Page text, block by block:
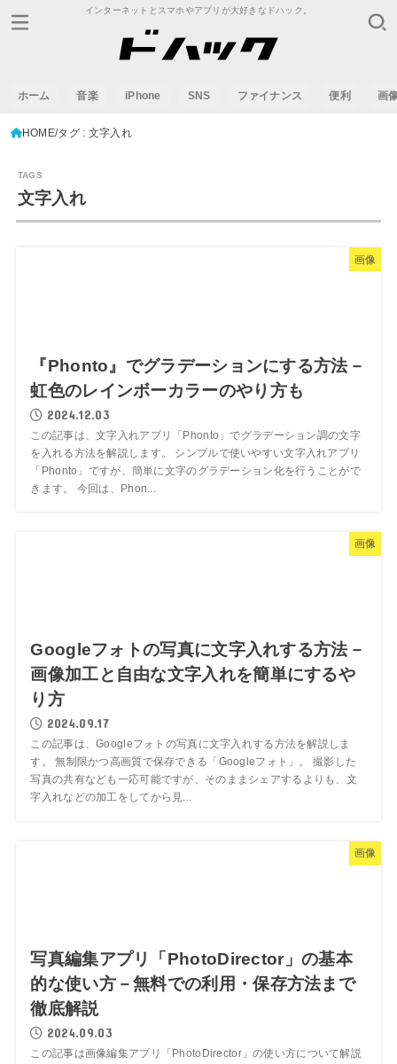
インターネットとスマホやアプリが大好きなドハック。
ホーム 音楽 iPhone SNS ファイナンス 便利 画
HOME タグ : 文字入れ
文字入れ
画像
『Phonto』でグラデーションにする方法－
虹色のレインボーカラーのやり方も
2024.12.03
この記事は、文字入れアプリ「Phonto」でグラデーション調の文字
を入れる方法を解説します。 シンプルで使いやすい文字入れアプリ
「Phonto」ですが、簡単に文字のグラデーション化を行うことがで
きます。 今回は、Phon...
画像
Googleフォトの写真に文字入れする方法－
画像加工と自由な文字入れを簡単にするや
り方
2024.09.17
この記事は、Googleフォトの写真に文字入れする方法を解説しま
す。 無制限かつ高画質で保存できる「Googleフォト」。 撮影した
写真の共有なども一応可能ですが、そのままシェアするよりも、文
字入れなどの加工をしてから見...
画像
写真編集アプリ「PhotoDirector」の基本
的な使い方－無料での利用・保存方法まで
徹底解説
2024.09.03
この記事は画像編集アプリ「PhotoDirector」の使い方について解説